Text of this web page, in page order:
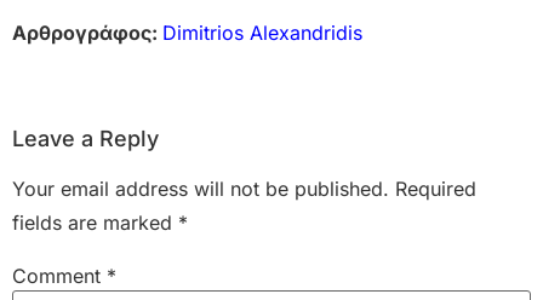
Αρθρογράφος: Dimitrios Alexandridis
Leave a Reply
Your email address will not be published. Required
fields are marked *
Comment *